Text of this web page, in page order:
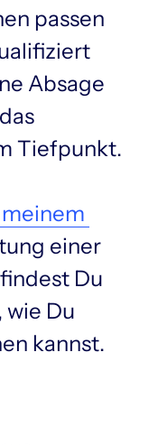
passen
Absage
Tiefpunkt.
einer
Du
Du